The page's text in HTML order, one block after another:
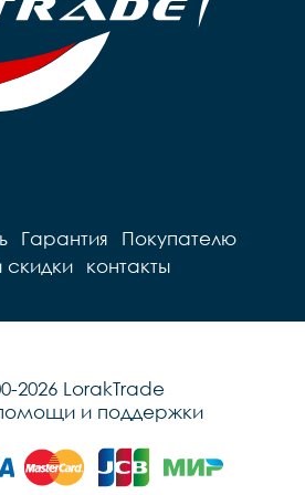
Гарантия
Покупателю
скидки контакты
2026 LorakTrade
и поддержки